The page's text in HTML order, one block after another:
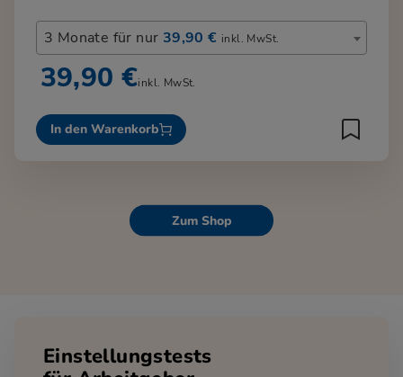
3 Monate für nur 39,90 € inkl. MwSt.
39,90 €inkl. MwSt.
In den Warenkorb
Zum Shop
Einstellungstests